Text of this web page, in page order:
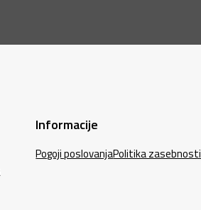
Informacije
Pogoji poslovanjaPolitika zasebnosti